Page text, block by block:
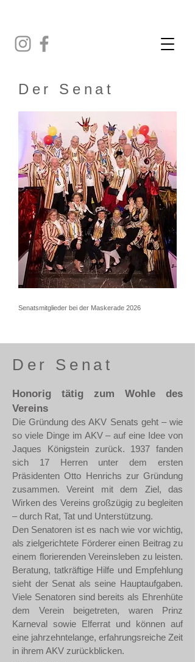
Der Senat
Der Senat
Honorig tätig zum Wohle des
Vereins
Die Gründung des AKV Senats geht – wie
so viele Dinge im AKV – auf eine Idee von
Jaques Königstein zurück. 1937 fanden
sich 17 Herren unter dem ersten
Präsidenten Otto Henrichs zur Gründung
zusammen. Vereint mit dem Ziel, das
Wirken des Vereins großzügig zu begleiten
– durch Rat, Tat und Unterstützung.
Den Senatoren ist es nach wie vor wichtig,
als zielgerichtete Förderer einen Beitrag zu
einem florierenden Vereinsleben zu leisten.
Beratung, tatkräftige Hilfe und Empfehlung
sieht der Senat als seine Hauptaufgaben.
Viele Senatoren sind bereits als Ehrenhüte
dem Verein beigetreten, waren Prinz
Karneval sowie Elferrat und können auf
eine jahrzehntelange, erfahrungsreiche Zeit
in ihrem AKV zurückblicken.
Senatsmitglieder bei der Maskerade 2026